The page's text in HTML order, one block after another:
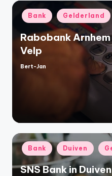
Geplaatst
in
Bank Gelderland
Rabobank
Velp
Geplaatst
Bert-Jan
Geplaatst
in
Bank Duiven
SNS Bank in Duiven